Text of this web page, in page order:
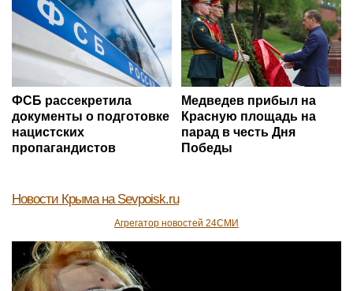
ФСБ рассекретила
документы о подготовке
нацистских
пропагандистов
Медведев прибыл на
Красную площадь на
парад в честь Дня
Победы
Новости Крыма на Sevpoisk.ru
Агрегатор новостей 24СМИ